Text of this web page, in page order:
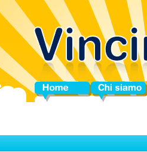
Home Chi siamo